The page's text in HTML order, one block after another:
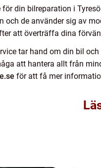
för din bilreparation i
och de använder sig av
att överträffa dina
tar hand om din bil
att hantera allt från
för att få mer